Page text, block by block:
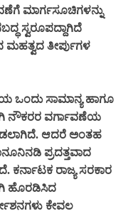
ಮಾರ್ಗಸೂಚಿಗಳನ್ನು
ಸ್ವರೂಪದ್ದಾಗಿದೆ
ಮಹತ್ವದ ತೀರ್ಪುಗಳ
ಒಂದು ಸಾಮಾನ್ಯ ಹಾಗೂ
ನೌಕರರ ವರ್ಗಾವಣೆಯ
ಆದರೆ ಅಂತಹ
ಪ್ರದತ್ತವಾದ
ಕರ್ನಾಟಕ ರಾಜ್ಯ ಸರಕಾರ
ಹೊರಡಿಸಿದ
ಕೇವಲ